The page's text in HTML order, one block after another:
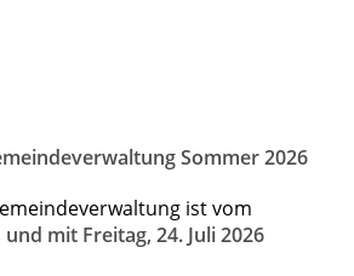
Sommer 2026
ist vom
mit Freitag, 24. Juli 2026